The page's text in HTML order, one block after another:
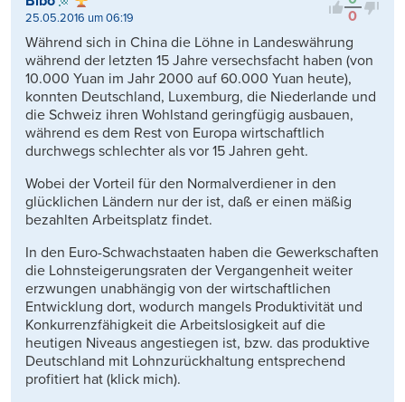
0
25.05.2016 um 06:19
Während sich in China die Löhne in Landeswährung
während der letzten 15 Jahre versechsfacht haben (von
10.000 Yuan im Jahr 2000 auf 60.000 Yuan heute),
konnten Deutschland, Luxemburg, die Niederlande und
die Schweiz ihren Wohlstand geringfügig ausbauen,
während es dem Rest von Europa wirtschaftlich
durchwegs schlechter als vor 15 Jahren geht.
Wobei der Vorteil für den Normalverdiener in den
glücklichen Ländern nur der ist, daß er einen mäßig
bezahlten Arbeitsplatz findet.
In den Euro-Schwachstaaten haben die Gewerkschaften
die Lohnsteigerungsraten der Vergangenheit weiter
erzwungen unabhängig von der wirtschaftlichen
Entwicklung dort, wodurch mangels Produktivität und
Konkurrenzfähigkeit die Arbeitslosigkeit auf die
heutigen Niveaus angestiegen ist, bzw. das produktive
Deutschland mit Lohnzurückhaltung entsprechend
profitiert hat (klick mich).